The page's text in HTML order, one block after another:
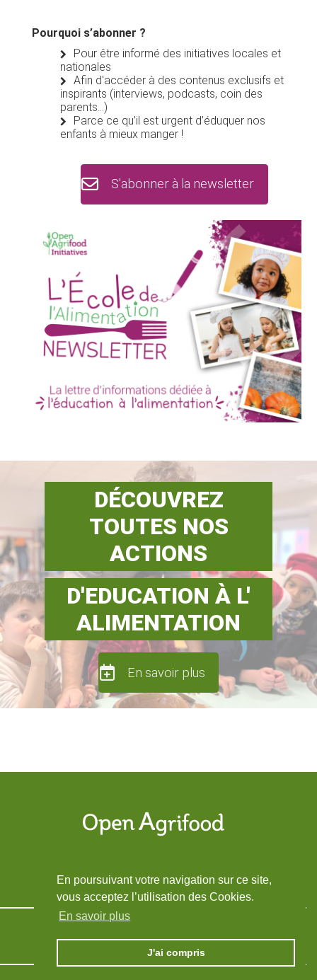
En poursuivant votre navigation sur ce site,
vous acceptez l’utilisation des Cookies.
En savoir plus
J'ai compris
Pourquoi s’abonner ?
Pour être informé des initiatives locales et
nationales
Afin d'accéder à des contenus exclusifs et
inspirants (interviews, podcasts, coin des
parents...)
Parce ce qu’il est urgent d’éduquer nos
enfants à mieux manger !
S'abonner à la newsletter
DÉCOUVREZ
TOUTES NOS
ACTIONS
D'EDUCATION À L'
ALIMENTATION
En savoir plus
Contactez-nous